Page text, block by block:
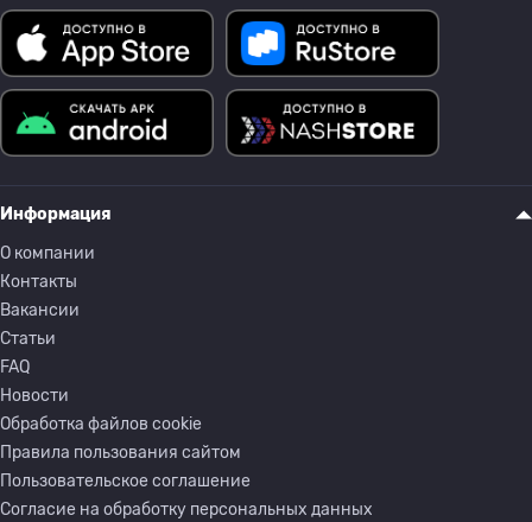
Информация
О компании
Контакты
Вакансии
Статьи
FAQ
Новости
Обработка файлов cookie
Правила пользования сайтом
Пользовательское соглашение
Согласие на обработку персональных данных